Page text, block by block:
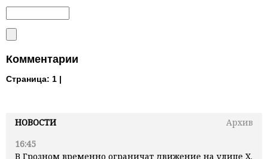
НОВОСТИ
Архив
16:45
В Грозном временно ограничат движение на улице Х.
Комментарии
Страница: 1 |